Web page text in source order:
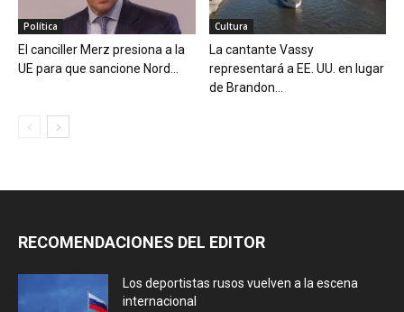
Política
El canciller Merz presiona a la
UE para que sancione Nord...
Cultura
La cantante Vassy
representará a EE. UU. en lugar
de Brandon...
RECOMENDACIONES DEL EDITOR
Los deportistas rusos vuelven a la escena
internacional